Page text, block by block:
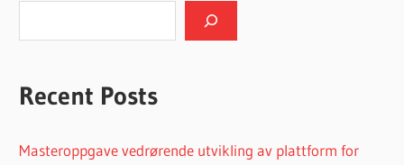
Recent Posts
Masteroppgave vedrørende utvikling av plattform for